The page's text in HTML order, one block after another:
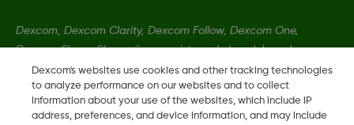
Dexcom, Dexcom Clarity, Dexcom Follow, Dexcom One,
Dexcom Share, Share zijn geregistreerde handelsmerken van
Dexcom, Inc. in de Verenigde Staten en kunnen eveneens in
andere landen geregistreerd zijn.
Dexcom's websites use cookies and other tracking technologies
to analyze performance on our websites and to collect
information about your use of the websites, which include IP
address, preferences, and device information, and may include